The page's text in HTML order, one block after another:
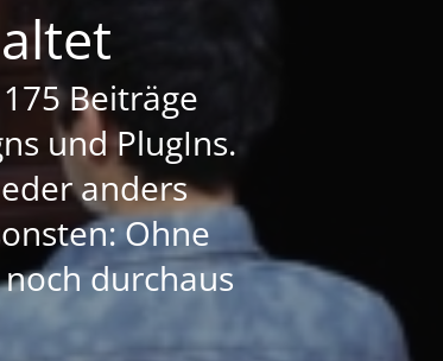
Beiträge
und PlugIns.
anders
Ohne
durchaus